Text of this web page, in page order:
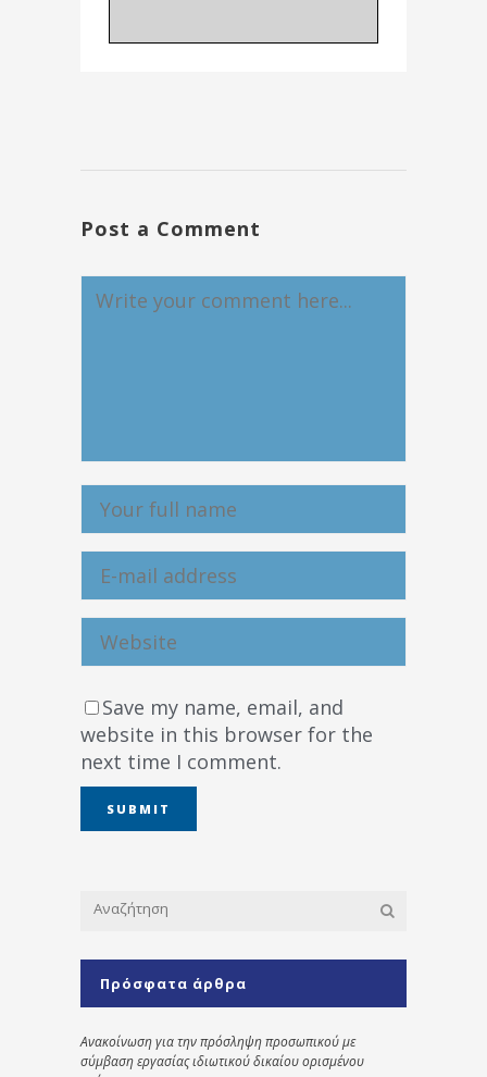
Post a Comment
Save my name, email, and
website in this browser for the
next time I comment.
Πρόσφατα άρθρα
Ανακοίνωση για την πρόσληψη προσωπικού με
σύμβαση εργασίας ιδιωτικού δικαίου ορισμένου